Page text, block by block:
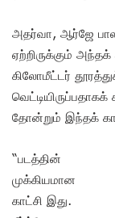
அதர்வா, ஆர்ஜே
ஏற்றிருக்கும்
கிலோமீட்டர்
வெட்டியிருப்பதாகக்
தோன்றும் இந்தக்
“படத்தின்
முக்கியமான
காட்சி இது.